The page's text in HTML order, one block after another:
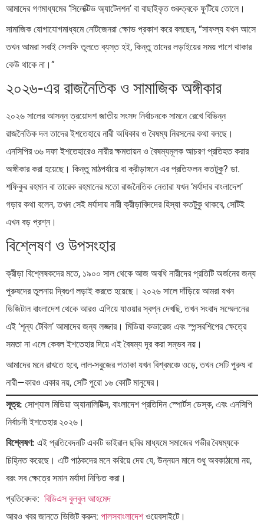
আমাদের গণমাধ্যমের ‘সিলেক্টিভ অ্যাটেনশন’ বা বাছাইকৃত গুরুত্বকে ফুটিয়ে তোলে।
সামাজিক যোগাযোগমাধ্যমে নেটিজেনরা ক্ষোভ প্রকাশ করে বলছেন, “সাফল্য যখন আসে
তখন আমরা সবাই সেলফি তুলতে ব্যস্ত হই, কিন্তু তাদের লড়াইয়ের সময় পাশে থাকার
কেউ থাকে না।”
২০২৬-এর রাজনৈতিক ও সামাজিক অঙ্গীকার
২০২৬ সালের আসন্ন ত্রয়োদশ জাতীয় সংসদ নির্বাচনকে সামনে রেখে বিভিন্ন
রাজনৈতিক দল তাদের ইশতেহারে নারী অধিকার ও বৈষম্য নিরসনের কথা বলছে।
এনসিপির ৩৬ দফা ইশতেহারেও নারীর ক্ষমতায়ন ও বৈষম্যমূলক আচরণ প্রতিহত করার
অঙ্গীকার করা হয়েছে। কিন্তু মাঠপর্যায়ে বা ক্রীড়াঙ্গনে এর প্রতিফলন কতটুকু? ডা.
শফিকুর রহমান বা তারেক রহমানের মতো রাজনৈতিক নেতারা যখন ‘মর্যাদার বাংলাদেশ’
গড়ার কথা বলেন, তখন সেই মর্যাদায় নারী ক্রীড়াবিদদের হিস্যা কতটুকু থাকবে, সেটিই
এখন বড় প্রশ্ন।
বিশ্লেষণ ও উপসংহার
ক্রীড়া বিশ্লেষকদের মতে, ১৯০০ সাল থেকে আজ অবধি নারীদের প্রতিটি অর্জনের জন্য
পুরুষদের তুলনায় দ্বিগুণ লড়াই করতে হয়েছে। ২০২৬ সালে দাঁড়িয়ে আমরা যখন
ডিজিটাল বাংলাদেশ থেকে আরও এগিয়ে যাওয়ার স্বপ্ন দেখছি, তখন সংবাদ সম্মেলনের
এই ‘শূন্য টেবিল’ আমাদের জন্য লজ্জার। মিডিয়া কভারেজ এবং স্পন্সরশিপের ক্ষেত্রে
সমতা না এলে কেবল ইশতেহার দিয়ে এই বৈষম্য দূর করা সম্ভব নয়।
আমাদের মনে রাখতে হবে, লাল-সবুজের পতাকা যখন বিশ্বমঞ্চে ওড়ে, তখন সেটি পুরুষ বা
নারী—কারও একার নয়, সেটি পুরো ১৬ কোটি মানুষের।
সূত্র: সোশ্যাল মিডিয়া অ্যানালিটিক্স, বাংলাদেশ প্রতিদিন স্পোর্টস ডেস্ক, এবং এনসিপি
নির্বাচনী ইশতেহার ২০২৬।
বিশ্লেষণ: এই প্রতিবেদনটি একটি ভাইরাল ছবির মাধ্যমে সমাজের গভীর বৈষম্যকে
চিহ্নিত করেছে। এটি পাঠকদের মনে করিয়ে দেয় যে, উন্নয়ন মানে শুধু অবকাঠামো নয়,
বরং সব ক্ষেত্রে সমান মর্যাদা নিশ্চিত করা।
প্রতিবেদক: বিডিএস বুলবুল আহমেদ
আরও খবর জানতে ভিজিট করুন: পালসবাংলাদেশওয়েবসাইটে।